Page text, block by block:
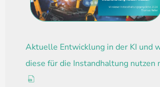
Aktuelle Entwicklung in der KI und
diese für die Instandhaltung nutzen